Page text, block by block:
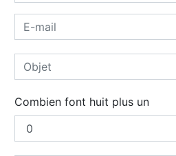
Combien font huit plus un